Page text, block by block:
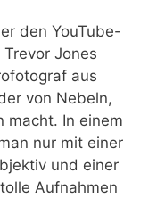
den You­­Tu­be-
Tre­vor Jones
aus
von Nebeln,
macht. In einem
nur mit einer
und einer
Auf­nah­men